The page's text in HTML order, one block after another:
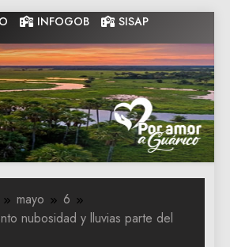
INFOGOB SISAP
Gobernacion
de Guarico
Gobernacion de Guarico
mayo
6
nubosidad y lluvias parte del